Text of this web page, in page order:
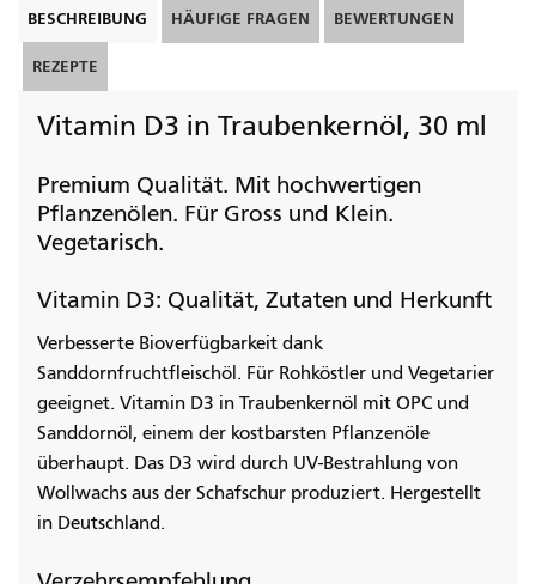
BESCHREIBUNG HÄUFIGE FRAGEN BEWERTUNGEN
REZEPTE
Vitamin D3 in Traubenkernöl, 30 ml
Premium Qualität. Mit hochwertigen
Pflanzenölen. Für Gross und Klein.
Vegetarisch.
Vitamin D3: Qualität, Zutaten und Herkunft
Verbesserte Bioverfügbarkeit dank
Sanddornfruchtfleischöl. Für Rohköstler und Vegetarier
geeignet. Vitamin D3 in Traubenkernöl mit OPC und
Sanddornöl, einem der kostbarsten Pflanzenöle
überhaupt. Das D3 wird durch UV-Bestrahlung von
Wollwachs aus der Schafschur produziert. Hergestellt
in Deutschland.